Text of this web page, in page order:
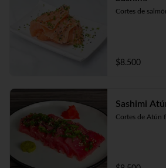
Cortes de
$8.500
Sashimi
Cortes de Atún